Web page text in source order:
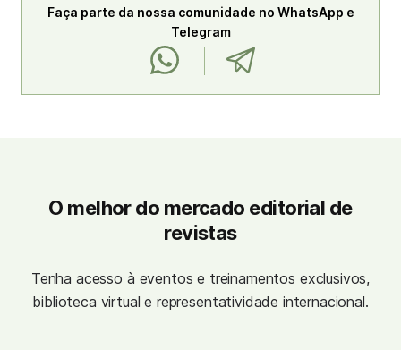
Faça parte da nossa comunidade no WhatsApp e
Telegram
O melhor do mercado editorial de
revistas
Tenha acesso à eventos e treinamentos exclusivos,
biblioteca virtual e representatividade internacional.